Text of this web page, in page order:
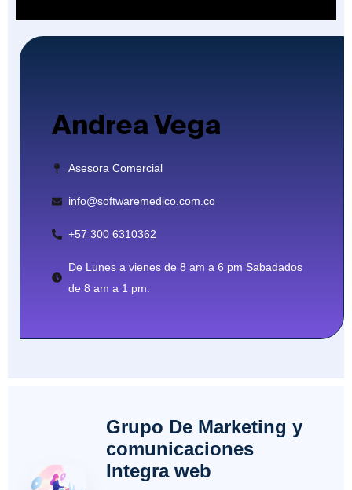
Andrea Vega
Asesora Comercial
info@softwaremedico.com.co
+57 300 6310362
De Lunes a vienes de 8 am a 6 pm Sabadados
de 8 am a 1 pm.
Grupo De Marketing y
comunicaciones
Integra web